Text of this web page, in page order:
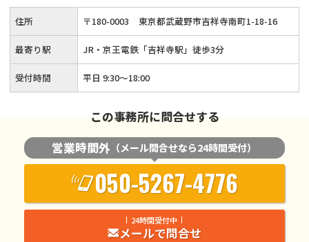
◆「吉祥寺駅」から徒歩3分
住所 〒180-0003 東京都武蔵野市吉祥寺南町1-18-16
最寄り駅 JR・京王電鉄「吉祥寺駅」徒歩3分
受付時間 平日 9:30～18:00
この事務所に問合せする
営業時間外 （メール問合せなら24時間受付）
050-5267-4776
24時間受付中
メールで問合せ